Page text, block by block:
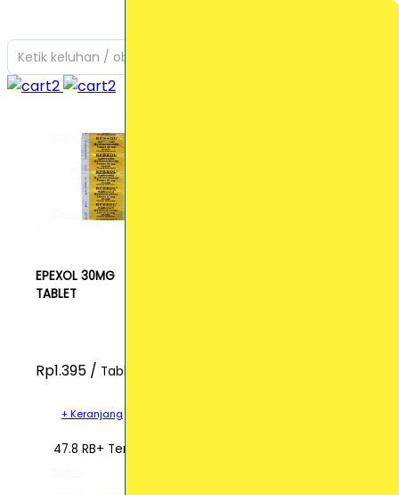
Ketik keluhan / obat yang Anda cari
EPEXOL 30MG
TABLET
Rp1.395 / Tablet
+ Keranjang
47.8 RB+ Terjual